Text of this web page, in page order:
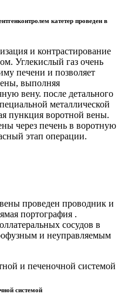
катетер проведен в
и контрастирование
Углекислый газ очень
печени и позволяет
выполняя
вену. после детального
металлической
пункция воротной вены.
через печень в воротную
этап операции.
проведен проводник и
портография .
сосудов в
и неуправляемым
системой